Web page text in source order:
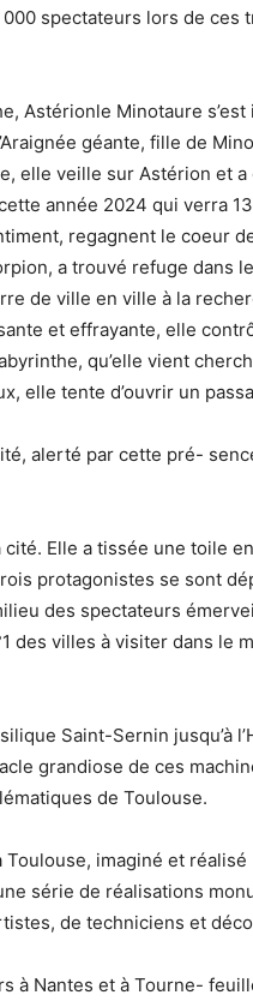
spectateurs lors de
Astérionle Minotaure
géante, fille de
elle veille sur Astérion et
année 2024 qui verra
regagnent le coeur
a trouvé refuge dans
de ville en ville à la
et effrayante, elle
qu’elle vient
elle tente d’ouvrir un
alerté par cette pré-
Elle a tissée une toile
protagonistes se sont
des spectateurs
des villes à visiter dans le
Saint-Sernin jusqu’à
grandiose de ces
de Toulouse.
imaginé et réalisé
série de réalisations
de techniciens et
à Nantes et à Tourne-